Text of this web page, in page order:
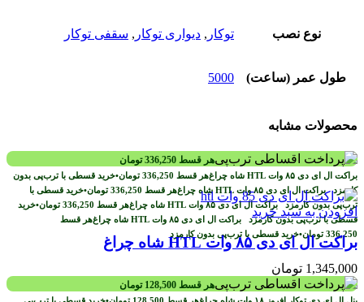
نوع نصب توکار , دیواری توکار , سقفی توکار
طول عمر (ساعت) 5000
محصولات مشابه
هر قسط 336,250 تومان
هر قسط 336,250 تومان•خرید قسطی با ترب‌پی بدون
کارمزد
هر قسط 336,250 تومان•خرید قسطی با
ترب‌پی بدون کارمزد
هر قسط 336,250 تومان•خرید
قسطی با ترب‌پی بدون کارمزد
هر قسط
336,250 تومان•خرید قسطی با ترب‌پی بدون کارمزد
افزودن به سبد خرید
براکت ال ای دی ۸۵ وات HTL شاه چراغ
1,345,000 تومان
هر قسط 128,500 تومان